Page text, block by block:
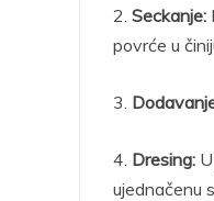
2. Seckanje:
povrće u
3.
4. Dresing:
ujednačenu